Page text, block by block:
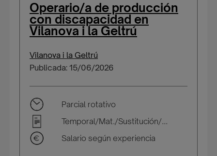
Operario/a de producción
con discapacidad en
Vilanova i la Geltrú
Vilanova i la Geltrú
Publicada: 15/06/2026
Parcial rotativo
Temporal/Mat./Sustitución/...
Salario según experiencia